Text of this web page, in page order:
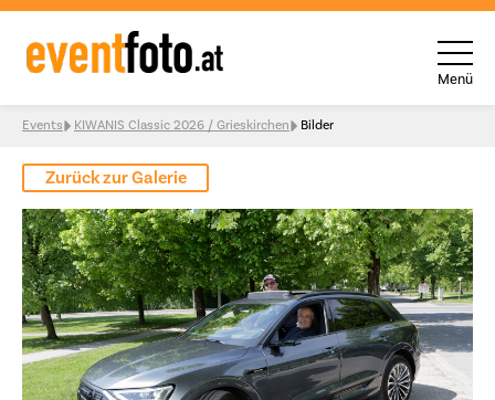
Skip to content
Menü
Events KIWANIS Classic 2026 / Grieskirchen Bilder
Zurück zur Galerie